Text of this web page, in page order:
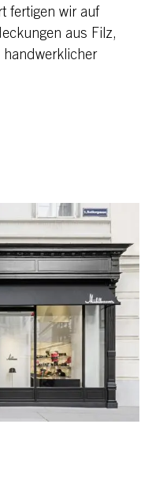
fertigen wir auf
aus Filz,
handwerklicher